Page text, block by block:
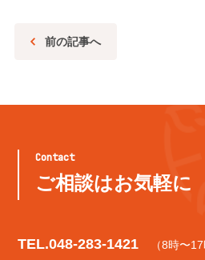
前の記事へ
Contact
ご相談はお気軽に
TEL.048-283-1421 （8時〜